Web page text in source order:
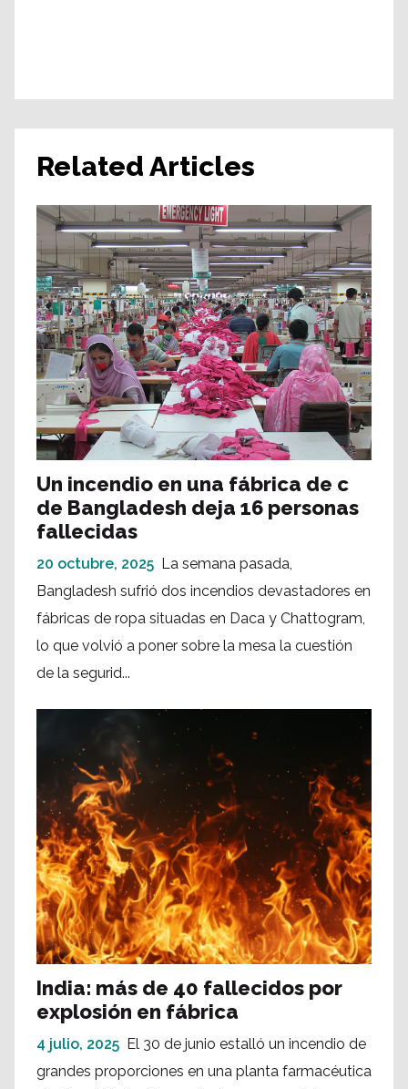
Related Articles
Un incendio en una fábrica de c
de Bangladesh deja 16 personas
fallecidas
20 octubre, 2025 La semana pasada,
Bangladesh sufrió dos incendios devastadores en
fábricas de ropa situadas en Daca y Chattogram,
lo que volvió a poner sobre la mesa la cuestión
de la segurid...
India: más de 40 fallecidos por
explosión en fábrica
4 julio, 2025 El 30 de junio estalló un incendio de
grandes proporciones en una planta farmacéutica